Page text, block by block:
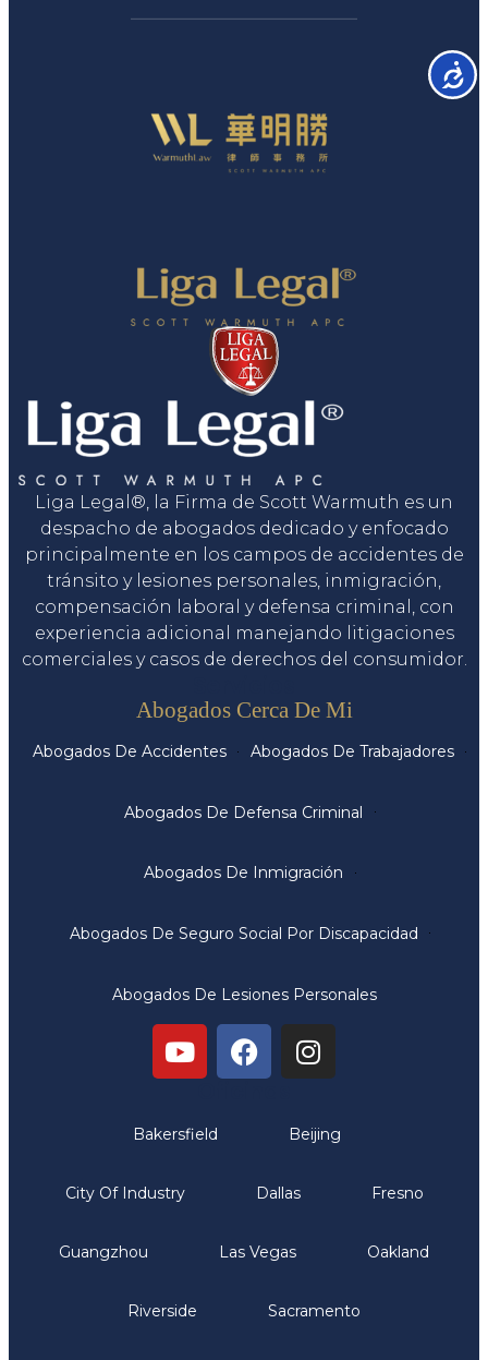
Liga Legal®, la Firma de Scott Warmuth es un
despacho de abogados dedicado y enfocado
principalmente en los campos de accidentes de
tránsito y lesiones personales, inmigración,
compensación laboral y defensa criminal, con
experiencia adicional manejando litigaciones
comerciales y casos de derechos del consumidor.
Abogados Cerca De Mi
Abogados De Accidentes Abogados De Trabajadores
Abogados De Defensa Criminal
Abogados De Inmigración
Abogados De Seguro Social Por Discapacidad
Abogados De Lesiones Personales
Bakersfield Beijing
City Of Industry Dallas Fresno
Guangzhou Las Vegas Oakland
Riverside Sacramento